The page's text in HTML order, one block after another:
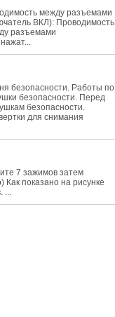
между разъемами
ВКЛ): Проводимость
разъемами
безопасности. Работы по
безопасности. Перед
безопасности.
для снимания
7 зажимов затем
показано на рисунке
...